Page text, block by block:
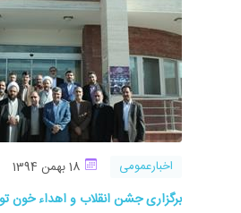
اخبارعمومی 18 بهمن 1394
برگزاری جشن انقلاب و اهداء خون